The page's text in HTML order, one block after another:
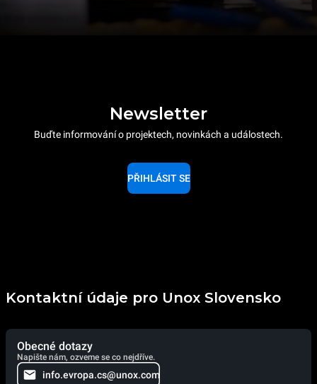
Newsletter
Buďte informování o projektech, novinkách a událostech.
PŘIHLÁSIT SE
Kontaktní údaje pro Unox Slovensko
Obecné dotazy
Napište nám, ozveme se co nejdříve.
info.evropa.cs@unox.com